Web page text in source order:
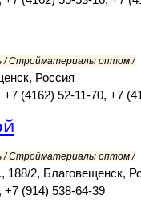
/ Стройматериалы оптом /
Россия
(4162) 52-11-70, +7
/ Стройматериалы оптом /
188/2, Благовещенск,
(914) 538-64-39